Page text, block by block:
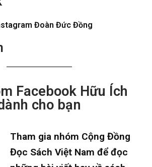
Facebook Hữu Ích
cho bạn
Tham gia nhóm Cộng Đồng
Đọc Sách Việt Nam để đọc